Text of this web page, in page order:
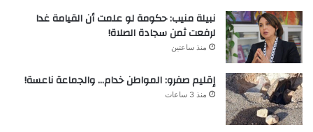
نبيلة منيب: حكومة لو علمت أن القيامة غدا
لرفعت ثمن سجادة الصلاة!
منذ ساعتين
إقليم صفرو: المواطن خدام… والجماعة ناعسة!
منذ 3 ساعات